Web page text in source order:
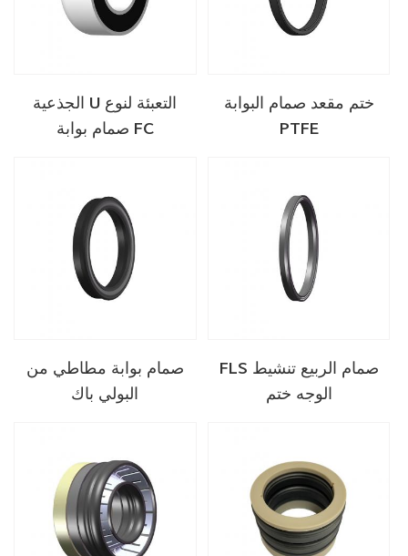
الجذعية U التعبئة لنوع
صمام بوابة FC
ختم مقعد صمام البوابة
PTFE
صمام بوابة مطاطي من
البولي باك
FLS صمام الربيع تنشيط
الوجه ختم